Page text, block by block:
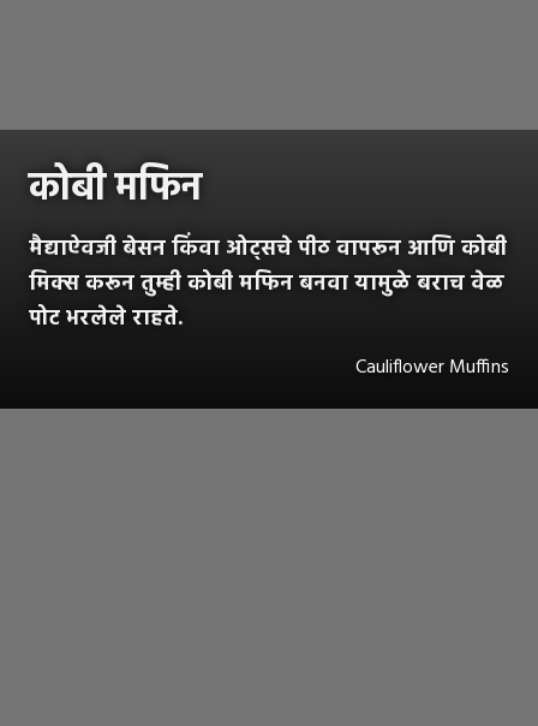
कोबी मफिन
मैद्याऐवजी बेसन किंवा ओट्सचे पीठ वापरून आणि कोबी
मिक्स करून तुम्ही कोबी मफिन बनवा यामुळे बराच वेळ
पोट भरलेले राहते.
Cauliflower Muffins